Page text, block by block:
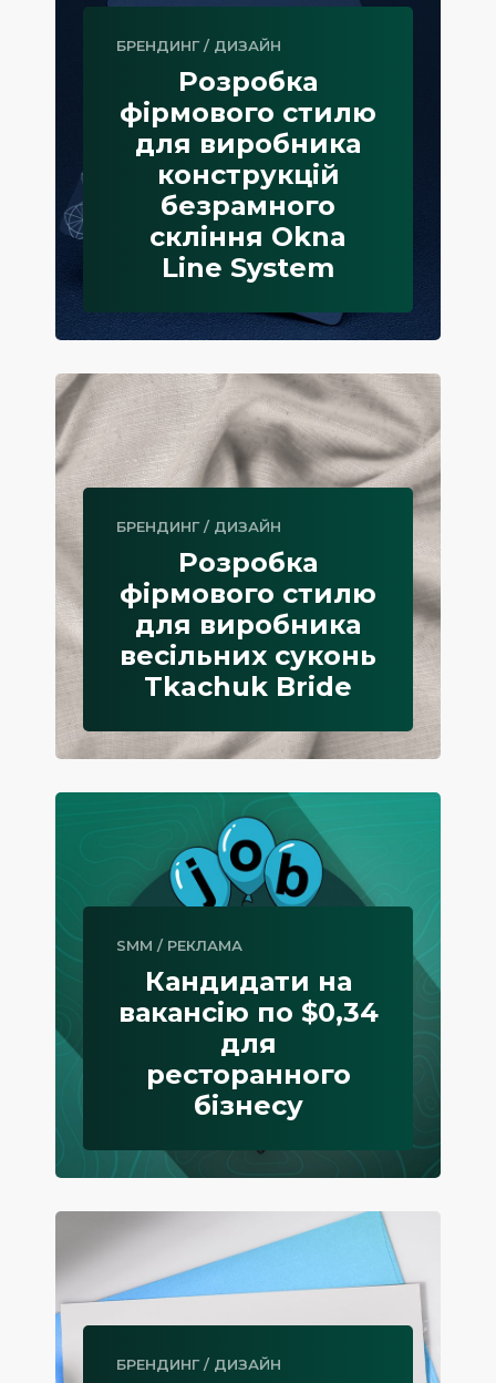
БРЕНДИНГ / ДИЗАЙН
Розробка
фірмового стилю
для виробника
конструкцій
безрамного
скління Okna
Line System
БРЕНДИНГ / ДИЗАЙН
Розробка
фірмового стилю
для виробника
весільних суконь
Tkachuk Bride
SMM / РЕКЛАМА
Кандидати на
вакансію по $0,34
для
ресторанного
бізнесу
БРЕНДИНГ / ДИЗАЙН